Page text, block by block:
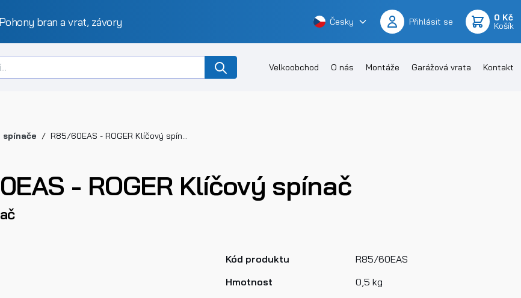
Pohony bran a vrat, závory Česky Přihlásit se 0 Kč
Košík
Velkoobchod O nás Montáže Garážová vrata Kontakt
spínače R85/60EAS - ROGER Klíčový spínač
- ROGER Klíčový spínač
Kód produktu
R85/60EAS
Hmotnost
0,5 kg